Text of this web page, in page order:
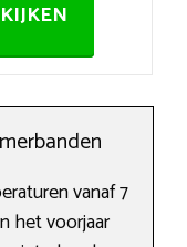
vanaf 7
het voorjaar